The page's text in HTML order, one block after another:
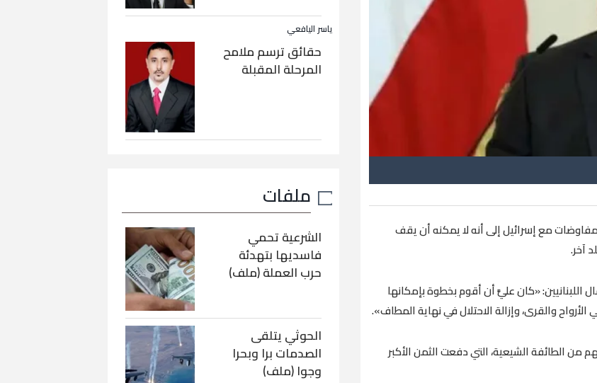
مع إسرائيل إلى أنه لا يمكنه أن يقف
آخر.
اللبنانيين: «كان عليَّ أن أقوم بخطوة بإمكانها
الأرواح والقرى، وإزالة الاحتلال في نهاية المطاف».
من الطائفة الشيعية، التي دفعت الثمن الأكبر
ياسر اليافعي
حقائق ترسم ملامح
المرحلة المقبلة
ملفات
الشرعية تحمي
فاسديها بتهدئة
حرب العملة (ملف)
الحوثي يتلقى
الصدمات برا وبحرا
وجوا (ملف)